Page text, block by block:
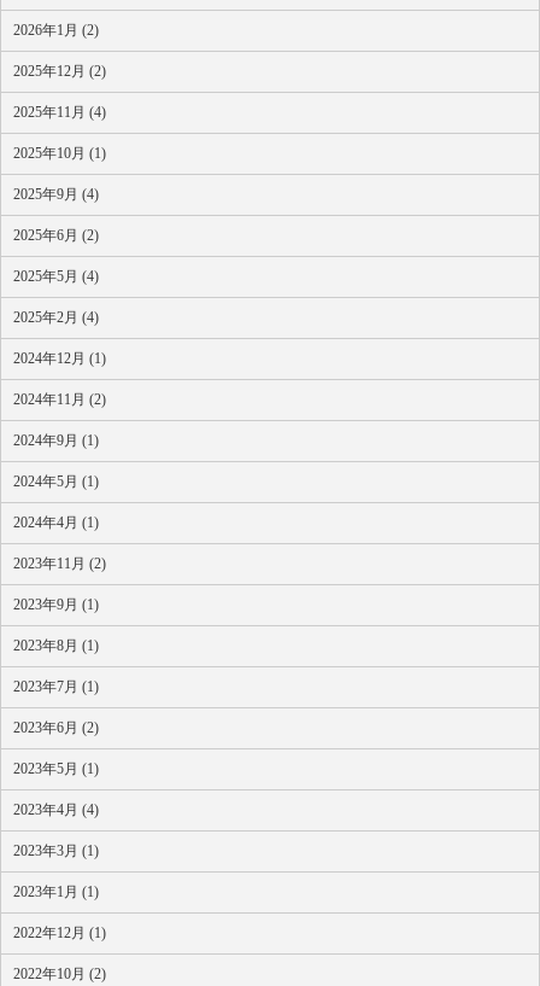
2026年1月 (2)
2025年12月 (2)
2025年11月 (4)
2025年10月 (1)
2025年9月 (4)
2025年6月 (2)
2025年5月 (4)
2025年2月 (4)
2024年12月 (1)
2024年11月 (2)
2024年9月 (1)
2024年5月 (1)
2024年4月 (1)
2023年11月 (2)
2023年9月 (1)
2023年8月 (1)
2023年7月 (1)
2023年6月 (2)
2023年5月 (1)
2023年4月 (4)
2023年3月 (1)
2023年1月 (1)
2022年12月 (1)
2022年10月 (2)